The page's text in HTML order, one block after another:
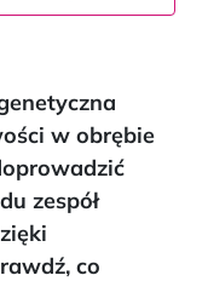
w obrębie
zespół
co